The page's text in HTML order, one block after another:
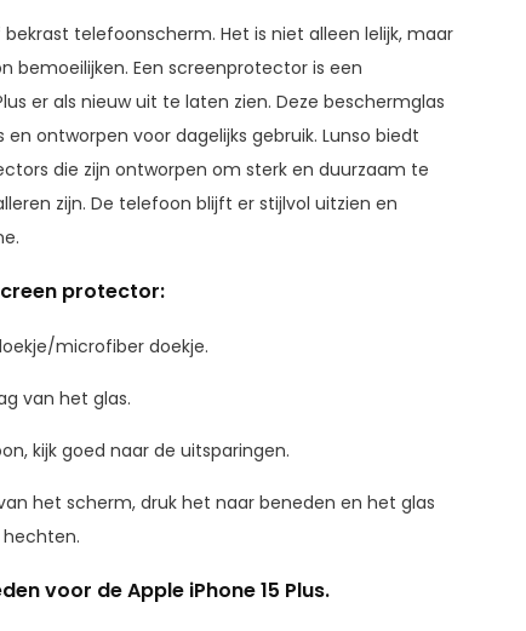
telefoonscherm. Het is niet alleen lelijk, maar
bemoeilijken. Een screenprotector is een
er als nieuw uit te laten zien. Deze beschermglas
ontworpen voor dagelijks gebruik. Lunso biedt
die zijn ontworpen om sterk en duurzaam te
zijn. De telefoon blijft er stijlvol uitzien en
protector:
microfiber doekje.
van het glas.
kijk goed naar de uitsparingen.
het scherm, druk het naar beneden en het glas
voor de Apple iPhone 15 Plus.